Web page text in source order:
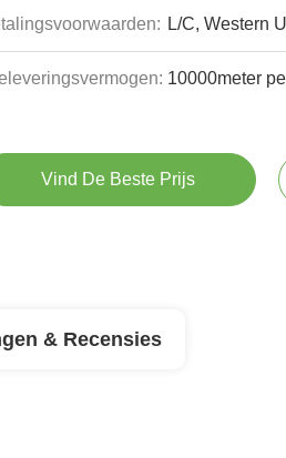
L/C, Western
10000meter
Vind De Beste Prijs
& Recensies